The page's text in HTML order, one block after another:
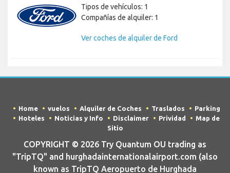
Tipos de vehículos: 1
Compañías de alquiler: 1
Ver coches de alquiler de Ford
Home vuelos Alquiler de Coches Traslados
Parking
Hoteles
Noticias y Info Disclaimer Prividad
Map de
Sitio
COPYRIGHT © 2026 Try Quantum OU trading as
"TripTQ" and hurghadainternationalairport.com (also
known as TripTQ Aeropuerto de Hurghada